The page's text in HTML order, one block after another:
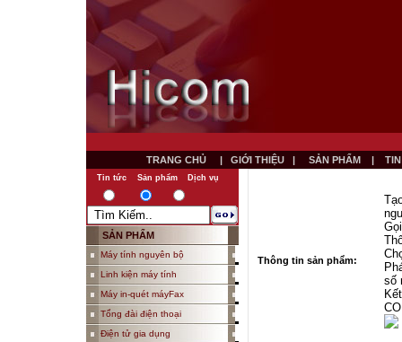
TRANG CHỦ | GIỚI THIỆU| SẢN PHẨM |
Tin tức Sản phẩm Dịch vụ
SẢN PHẨM
Máy tính nguyên bộ
Linh kiện máy tính
Máy in-quét máyFax
Tổng đài điện thoại
Điện tử gia dụng
Thông tin sản phẩm:
số